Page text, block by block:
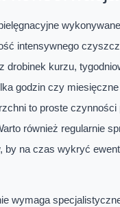
intensywnego
drobinek kurzu,
godzin czy
to proste
również regularnie
by na czas wykryć
wymaga